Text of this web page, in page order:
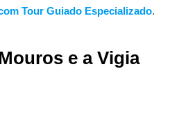
Tour Guiado Especializado.
e a Vigia